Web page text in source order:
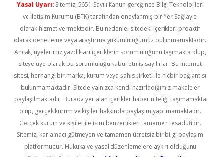
Yasal Uyarı: Sitemiz, 5651 Sayılı Kanun gereğince Bilgi Teknolojileri
ve İletişim Kurumu (BTK) tarafından onaylanmış bir Yer Sağlayıcı
olarak hizmet vermektedir. Bu nedenle, sitedeki içerikleri proaktif
olarak denetleme veya araştırma yükümlülüğümüz bulunmamaktadır.
Ancak, üyelerimiz yazdıkları içeriklerin sorumluluğunu taşımakta olup,
siteye üye olarak bu sorumluluğu kabul etmiş sayılırlar. Bu internet
sitesi, herhangi bir marka, kurum veya şahıs şirketi ile hiçbir bağlantısı
bulunmamaktadır. Sitede yalnızca kendi hazırladığımız makaleler
paylaşılmaktadır. Burada yer alan içerikler haber niteliği taşımamakta
olup, gerçek kurum ve kişiler hakkında paylaşım yapılmamaktadır.
Gerçek kurum ve kişiler ile isim benzerlikleri tamamen tesadüfidir.
Sitemiz, kar amacı gütmeyen ve tamamen ücretsiz bir bilgi paylaşım
platformudur. Hukuka ve yasal düzenlemelere aykırı olduğunu